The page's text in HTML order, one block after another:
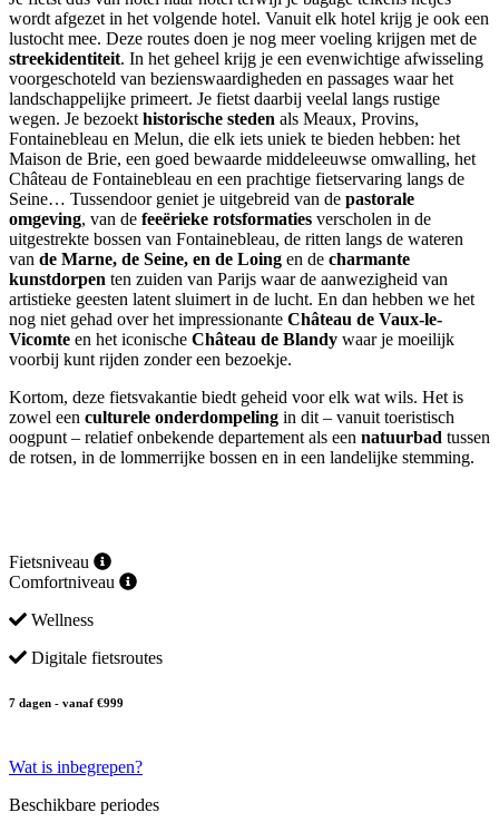
wordt afgezet in het volgende hotel. Vanuit elk hotel krijg je ook een
lustocht mee. Deze routes doen je nog meer voeling krijgen met de
streekidentiteit. In het geheel krijg je een evenwichtige afwisseling
voorgeschoteld van bezienswaardigheden en passages waar het
landschappelijke primeert. Je fietst daarbij veelal langs rustige
wegen. Je bezoekthistorische steden als Meaux, Provins,
Fontainebleau en Melun, die elk iets uniek te bieden hebben: het
Maison de Brie, een goed bewaarde middeleeuwse omwalling, het
Château de Fontainebleau en een prachtige fietservaring langs de
Seine… Tussendoor geniet je uitgebreid van de pastorale
omgeving, van de feeërieke rotsformaties verscholen in de
uitgestrekte bossen van Fontainebleau, de ritten langs de wateren
van de Marne, de Seine, en de Loing en de charmante
kunstdorpen ten zuiden van Parijs waar de aanwezigheid van
artistieke geesten latent sluimert in de lucht. En dan hebben we het
nog niet gehad over het impressionante Château de Vaux-le-
Vicomte en het iconische Château de Blandy waar je moeilijk
voorbij kunt rijden zonder een bezoekje.
Kortom, deze fietsvakantie biedt geheid voor elk wat wils. Het is
zowel een culturele onderdompeling in dit – vanuit toeristisch
oogpunt – relatief onbekende departement als een natuurbad tussen
de rotsen, in de lommerrijke bossen en in een landelijke stemming.
Fietsniveau
Comfortniveau
Wellness
Digitale fietsroutes
7 dagen - vanaf €999
Wat is inbegrepen?
Beschikbare periodes